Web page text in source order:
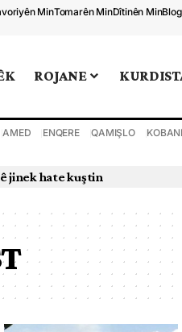
MinTomarên MinDîtinên MinBlog
ROJANE
AMED ENQERE QAMIŞLO
jinek hate kuştin